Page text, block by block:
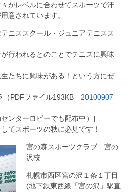
がレベルに合わせてスポーツで汗
意されています。
ニススクール・ジュニアテニスス
行われるとのことでテニスに興味
たちに興味がある！という方にぜ
（PDFファイル193KB 20100907-
ンターロビーでも配布中）]
てスポーツの秋に必見です！
宮の森スポーツクラブ 宮の
沢校
札幌市西区宮の沢１条１丁目
(地下鉄東西線「宮の沢」駅直